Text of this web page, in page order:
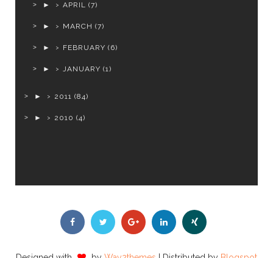
► APRIL (7)
► MARCH (7)
► FEBRUARY (6)
► JANUARY (1)
► 2011 (84)
► 2010 (4)